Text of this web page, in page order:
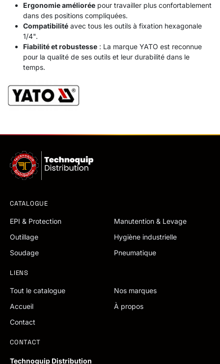
Ergonomie améliorée pour travailler plus confortablement
dans des positions compliquées.
Compatibilité avec tous les outils à fixation hexagonale
1/4".
Fiabilité et robustesse : La marque YATO est reconnue
pour la qualité de ses outils et leur durabilité dans le
temps.
CATALOGUE
EPI & Protection
Manutention & Levage
Outillage
Hygiène industrielle
Soudage
Pneumatique
LIENS
Tout le catalogue
Nos marques
Accueil
À propos
Contact
CONTACT
Technoquip Distribution